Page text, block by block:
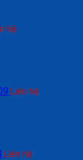
hệ
Liên hệ
Liên hệ